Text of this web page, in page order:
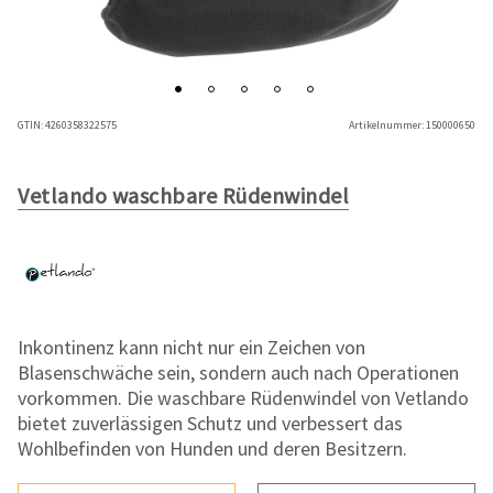
GTIN:4260358322575 Artikelnummer:150000650
Vetlando waschbare Rüdenwindel
Inkontinenz kann nicht nur ein Zeichen von
Blasenschwäche sein, sondern auch nach Operationen
vorkommen. Die waschbare Rüdenwindel von Vetlando
bietet zuverlässigen Schutz und verbessert das
Wohlbefinden von Hunden und deren Besitzern.